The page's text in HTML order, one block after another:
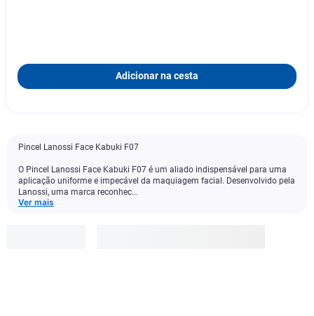
Adicionar na cesta
Pincel Lanossi Face Kabuki F07
O Pincel Lanossi Face Kabuki F07 é um aliado indispensável para uma
aplicação uniforme e impecável da maquiagem facial. Desenvolvido pela
Lanossi, uma marca reconhec...
Ver mais